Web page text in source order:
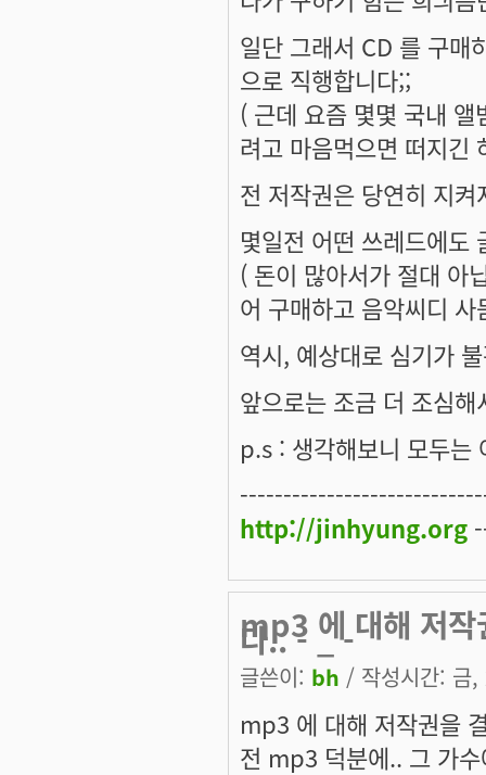
일단 그래서 CD 를 구매
으로 직행합니다;;
( 근데 요즘 몇몇 국내
려고 마음먹으면 떠지긴
전 저작권은 당연히 지
몇일전 어떤 쓰레드에도
( 돈이 많아서가 절대 아
어 구매하고 음악씨디
역시, 예상대로 심기가
앞으로는 조금 더 조심
p.s : 생각해보니 모두는
http://jinhyung.org
mp3 에 대해 저작
다.. - _ -
글쓴이: bh / 작성시간:
mp3 에 대해 저작권을
전 mp3 덕분에.. 그 가